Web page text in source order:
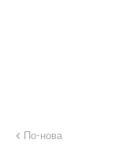
По-нова